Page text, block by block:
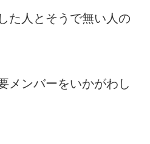
た人とそうで無い人の
メンバーをいかがわし